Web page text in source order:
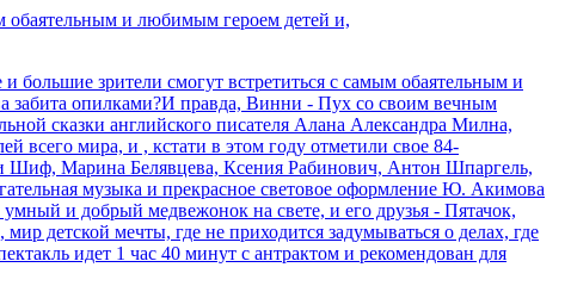
обаятельным и любимым героем детей и,
большие зрители смогут встретиться с самым обаятельным и
забита опилками?И правда, Винни - Пух со своим вечным
сказки английского писателя Алана Александра Милна,
всего мира, и , кстати в этом году отметили свое 84-
Шиф, Марина Белявцева, Ксения Рабинович, Антон Шпаргель,
музыка и прекрасное световое оформление Ю. Акимова
и добрый медвежонок на свете, и его друзья - Пятачок,
детской мечты, где не приходится задумываться о делах, где
идет 1 час 40 минут с антрактом и рекомендован для